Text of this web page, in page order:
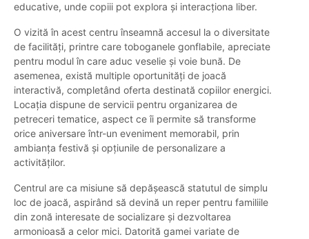
educative, unde copiii pot explora și interacționa liber.
O vizită în acest centru înseamnă accesul la o diversitate
de facilități, printre care toboganele gonflabile, apreciate
pentru modul în care aduc veselie și voie bună. De
asemenea, există multiple oportunități de joacă
interactivă, completând oferta destinată copiilor energici.
Locația dispune de servicii pentru organizarea de
petreceri tematice, aspect ce îi permite să transforme
orice aniversare într-un eveniment memorabil, prin
ambianța festivă și opțiunile de personalizare a
activităților.
Centrul are ca misiune să depășească statutul de simplu
loc de joacă, aspirând să devină un reper pentru familiile
din zonă interesate de socializare și dezvoltarea
armonioasă a celor mici. Datorită gamei variate de